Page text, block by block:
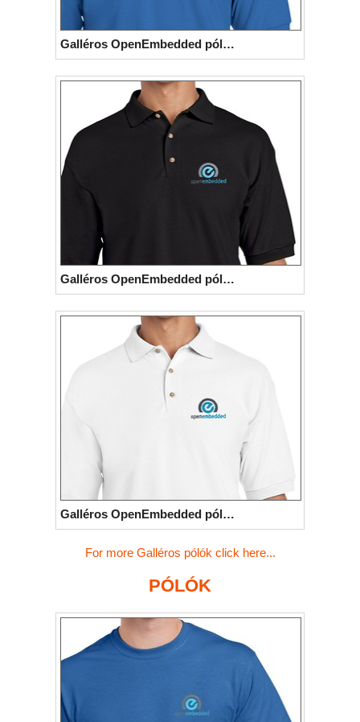
ReactOS Rocky Linux
Slackware Taskwarrior
Ubuntu MATE Ubuntu Studio VLC
Xubuntu
Galléros OpenEmbedded póló (kék)
Galléros OpenEmbedded póló (fekete)
Galléros OpenEmbedded póló (fehér)
For more Galléros pólók click here...
PÓLÓK